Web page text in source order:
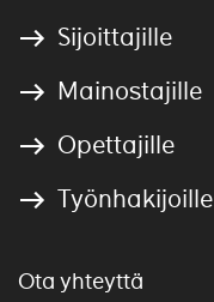
Sijoittajille
Mainostajille
Opettajille
Työnhakijoille
Ota yhteyttä